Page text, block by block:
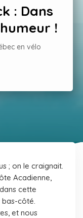
: Dans
!
en vélo
; on le craignait.
Acadienne,
cette
côté.
et nous